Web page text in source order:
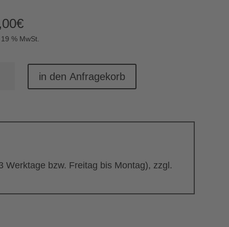
€
% MwSt.
in den Anfragekorb
bzw. Freitag bis Montag), zzgl.